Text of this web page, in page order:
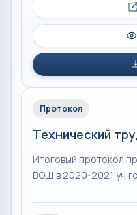
Протокол
Технический
Итоговый протокол
ВОШ в 2020-2021